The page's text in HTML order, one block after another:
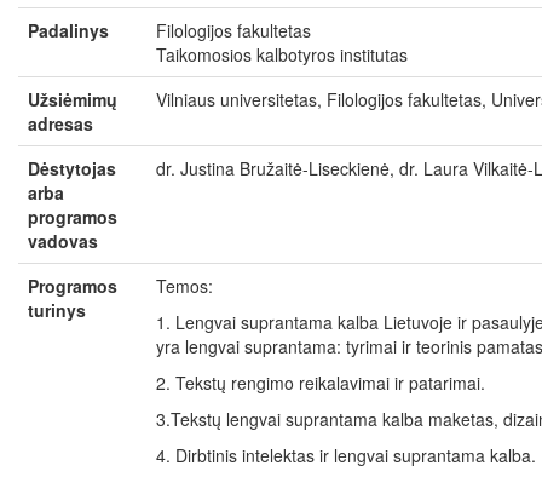
Padalinys
Filologijos fakultetas
Taikomosios kalbotyros institutas
Užsiėmimų
adresas
Vilniaus universitetas, Filologijos fakultetas,
Dėstytojas
arba
programos
vadovas
dr. Justina Bružaitė-Liseckienė, dr. Laura Vilkaitė-
Programos
turinys
Temos:
1. Lengvai suprantama kalba Lietuvoje ir
yra lengvai suprantama: tyrimai ir teorinis
2. Tekstų rengimo reikalavimai ir patarimai.
3.Tekstų lengvai suprantama kalba maketas,
4. Dirbtinis intelektas ir lengvai suprantama kalba.